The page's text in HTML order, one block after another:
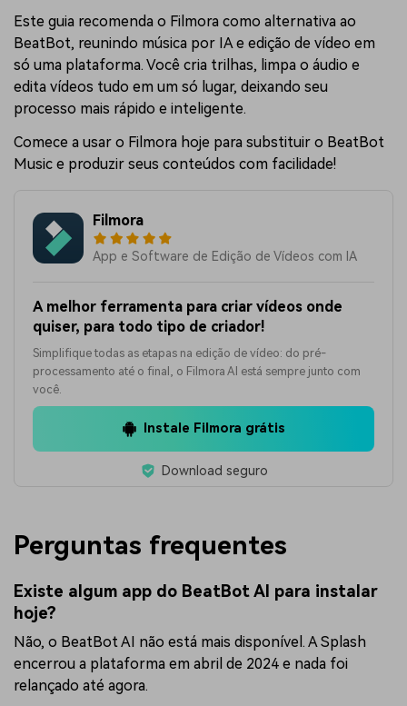
Este guia recomenda o Filmora como alternativa ao
BeatBot, reunindo música por IA e edição de vídeo em
só uma plataforma. Você cria trilhas, limpa o áudio e
edita vídeos tudo em um só lugar, deixando seu
processo mais rápido e inteligente.
Comece a usar o Filmora hoje para substituir o BeatBot
Music e produzir seus conteúdos com facilidade!
Filmora
App e Software de Edição de Vídeos com IA
A melhor ferramenta para criar vídeos onde
quiser, para todo tipo de criador!
Simplifique todas as etapas na edição de vídeo: do pré-
processamento até o final, o Filmora AI está sempre junto com
você.
Instale Filmora grátis
Download seguro
Perguntas frequentes
Existe algum app do BeatBot AI para instalar
hoje?
Não, o BeatBot AI não está mais disponível. A Splash
encerrou a plataforma em abril de 2024 e nada foi
relançado até agora.